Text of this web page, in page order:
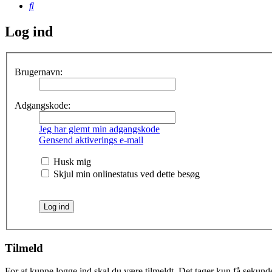
Søg
Log ind
Brugernavn:
Adgangskode:
Jeg har glemt min adgangskode
Gensend aktiverings e-mail
Husk mig
Skjul min onlinestatus ved dette besøg
Tilmeld